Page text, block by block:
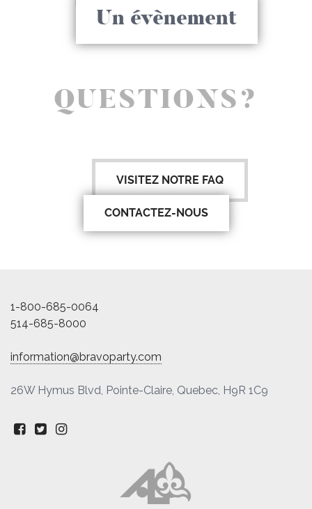
Un évènement
QUESTIONS?
VISITEZ NOTRE FAQ
CONTACTEZ-NOUS
1-800-685-0064
514-685-8000
information@bravoparty.com
26W Hymus Blvd, Pointe-Claire, Quebec, H9R 1C9